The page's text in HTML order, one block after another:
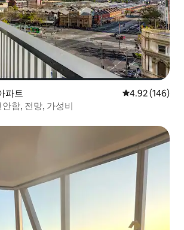
파트 평점 4.92점(5
4.92 (146)
함, 전망, 가성비